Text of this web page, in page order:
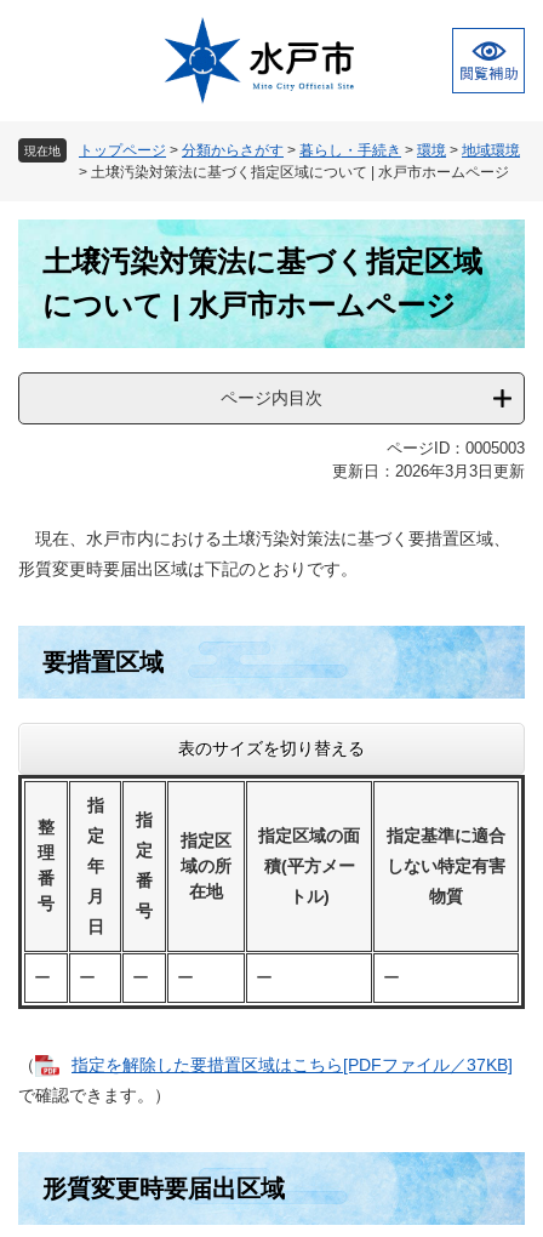
現在地 トップページ > 分類からさがす > 暮らし・手続き > 環境 > 地域環境
> 土壌汚染対策法に基づく指定区域について | 水戸市ホームページ
土壌汚染対策法に基づく指定区域
について | 水戸市ホームページ
ページ内目次
ページID：0005003
更新日：2026年3月3日更新
現在、水戸市内における土壌汚染対策法に基づく要措置区域、
形質変更時要届出区域は下記のとおりです。
要措置区域
表のサイズを切り替える
整
理
番
号
指
定
年
月
日
指
定
番
号
指定区
域の所
在地
指定区域の面
積(平方メー
トル)
指定基準に適合
しない特定有害
物質
ー ー ー ー ー ー
（
指定を解除した要措置区域はこちら[PDFファイル／37KB]
で確認できます。）
形質変更時要届出区域